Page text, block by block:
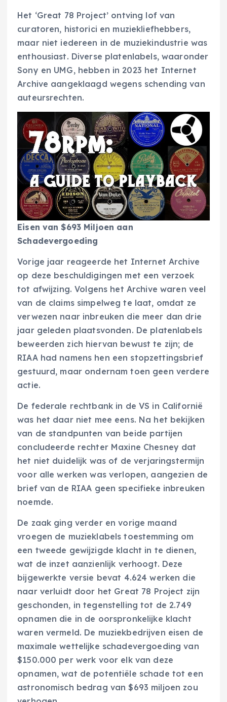
Het ‘Great 78 Project’ ontving lof van
curatoren, historici en muziekliefhebbers,
maar niet iedereen in de muziekindustrie was
enthousiast. Diverse platenlabels, waaronder
Sony en UMG, hebben in 2023 het Internet
Archive aangeklaagd wegens schending van
auteursrechten.
Eisen van $693 Miljoen aan
Schadevergoeding
Vorige jaar reageerde het Internet Archive
op deze beschuldigingen met een verzoek
tot afwijzing. Volgens het Archive waren veel
van de claims simpelweg te laat, omdat ze
verwezen naar inbreuken die meer dan drie
jaar geleden plaatsvonden. De platenlabels
beweerden zich hiervan bewust te zijn; de
RIAA had namens hen een stopzettingsbrief
gestuurd, maar ondernam toen geen verdere
actie.
De federale rechtbank in de VS in Californië
was het daar niet mee eens. Na het bekijken
van de standpunten van beide partijen
concludeerde rechter Maxine Chesney dat
het niet duidelijk was of de verjaringstermijn
voor alle werken was verlopen, aangezien de
brief van de RIAA geen specifieke inbreuken
noemde.
De zaak ging verder en vorige maand
vroegen de muzieklabels toestemming om
een tweede gewijzigde klacht in te dienen,
wat de inzet aanzienlijk verhoogt. Deze
bijgewerkte versie bevat 4.624 werken die
naar verluidt door het Great 78 Project zijn
geschonden, in tegenstelling tot de 2.749
opnamen die in de oorspronkelijke klacht
waren vermeld. De muziekbedrijven eisen de
maximale wettelijke schadevergoeding van
$150.000 per werk voor elk van deze
opnamen, wat de potentiële schade tot een
astronomisch bedrag van $693 miljoen zou